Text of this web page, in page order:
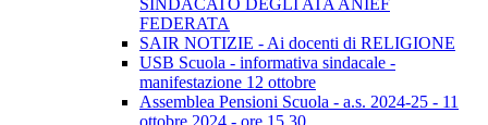
SINDACATO DEGLI ATA ANIEF
FEDERATA
SAIR NOTIZIE - Ai docenti di RELIGIONE
USB Scuola - informativa sindacale -
manifestazione 12 ottobre
Assemblea Pensioni Scuola - a.s. 2024-25 - 11